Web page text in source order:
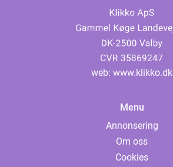
web: www.klikko.dk
Menu
Annonsering
Om oss
Cookies